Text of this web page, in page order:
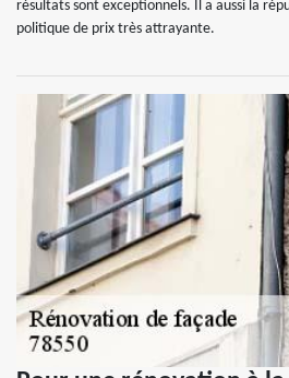
résultats sont exceptionnels. Il a aussi la
politique de prix très attrayante.